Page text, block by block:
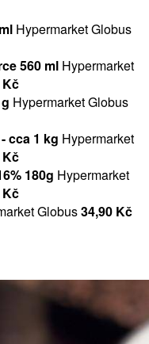
Hypermarket Globus
560 mlHypermarket
Kč
Hypermarket Globus
cca 1 kg Hypermarket
Kč
180g Hypermarket
Kč
Globus34,90 Kč